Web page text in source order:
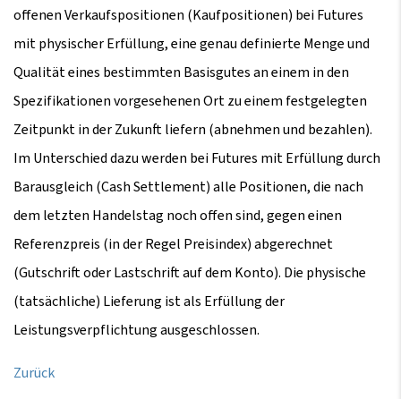
offenen Verkaufspositionen (Kaufpositionen) bei Futures
mit physischer Erfüllung, eine genau definierte Menge und
Qualität eines bestimmten Basisgutes an einem in den
Spezifikationen vorgesehenen Ort zu einem festgelegten
Zeitpunkt in der Zukunft liefern (abnehmen und bezahlen).
Im Unterschied dazu werden bei Futures mit Erfüllung durch
Barausgleich (Cash Settlement) alle Positionen, die nach
dem letzten Handelstag noch offen sind, gegen einen
Referenzpreis (in der Regel Preisindex) abgerechnet
(Gutschrift oder Lastschrift auf dem Konto). Die physische
(tatsächliche) Lieferung ist als Erfüllung der
Leistungsverpflichtung ausgeschlossen.
Zurück